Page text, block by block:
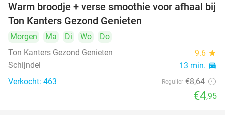
43%
Warm broodje + verse smoothie voor afhaal bij
Ton Kanters Gezond Genieten
Morgen Ma Di Wo
Do
Ton Kanters Gezond Genieten
9.6 star
Schijndel 13 min. directions_car
Verkocht: 463 Regulier €8,64
€4,95